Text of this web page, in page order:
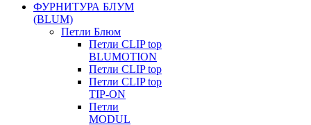
ФУРНИТУРА БЛУМ
(BLUM)
Петли Блюм
Петли CLIP top
BLUMOTION
Петли CLIP top
Петли CLIP top
TIP-ON
Петли
MODUL